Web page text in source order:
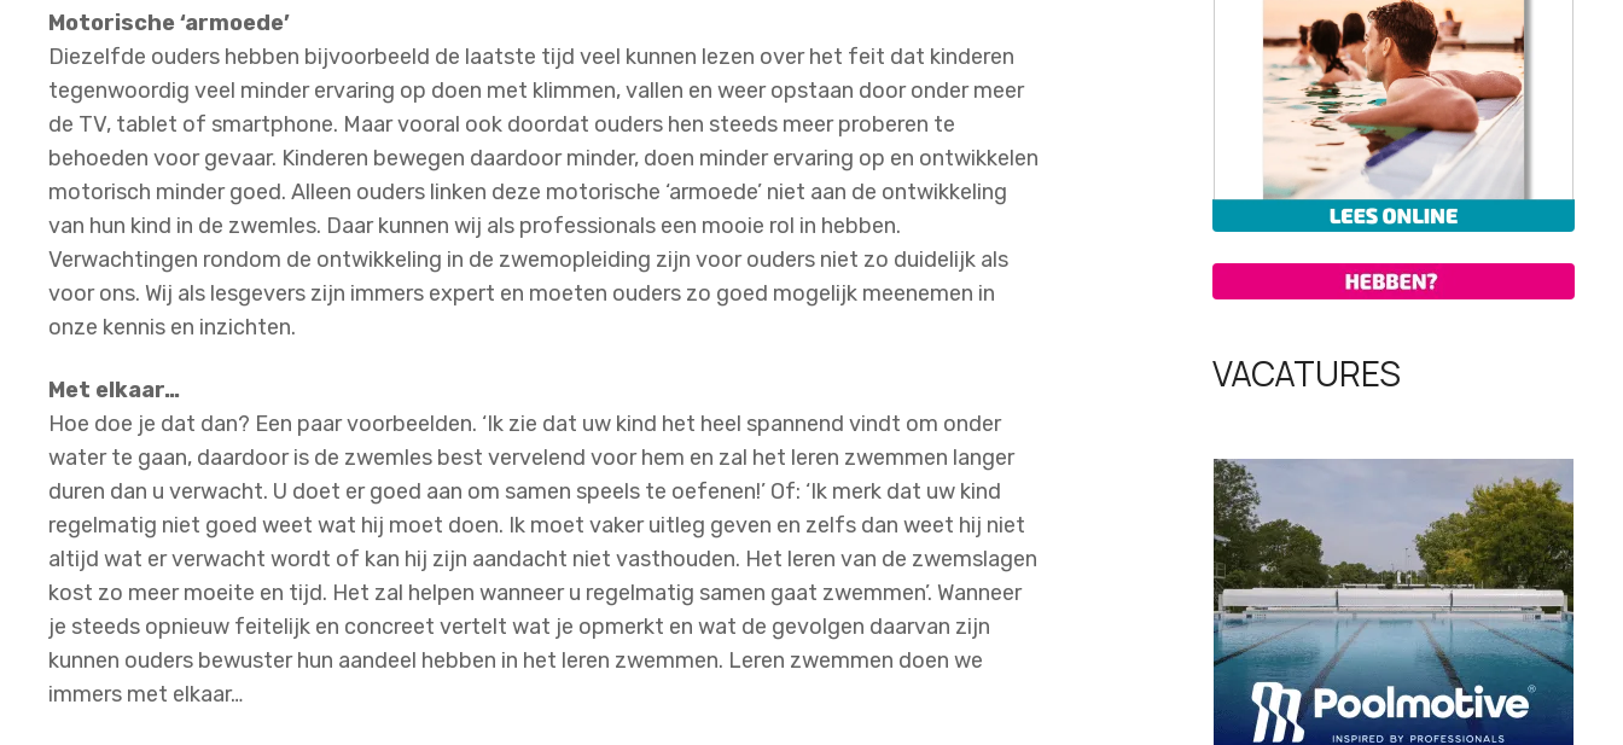
Motorische ‘armoede’
Diezelfde ouders hebben bijvoorbeeld de laatste tijd veel kunnen lezen over het feit dat kinderen
tegenwoordig veel minder ervaring op doen met klimmen, vallen en weer opstaan door onder meer
de TV, tablet of smartphone. Maar vooral ook doordat ouders hen steeds meer proberen te
behoeden voor gevaar. Kinderen bewegen daardoor minder, doen minder ervaring op en ontwikkelen
motorisch minder goed. Alleen ouders linken deze motorische ‘armoede’ niet aan de ontwikkeling
van hun kind in de zwemles. Daar kunnen wij als professionals een mooie rol in hebben.
Verwachtingen rondom de ontwikkeling in de zwemopleiding zijn voor ouders niet zo duidelijk als
voor ons. Wij als lesgevers zijn immers expert en moeten ouders zo goed mogelijk meenemen in
onze kennis en inzichten.
Met elkaar…
Hoe doe je dat dan? Een paar voorbeelden. ‘Ik zie dat uw kind het heel spannend vindt om onder
water te gaan, daardoor is de zwemles best vervelend voor hem en zal het leren zwemmen langer
duren dan u verwacht. U doet er goed aan om samen speels te oefenen!’ Of: ‘Ik merk dat uw kind
regelmatig niet goed weet wat hij moet doen. Ik moet vaker uitleg geven en zelfs dan weet hij niet
altijd wat er verwacht wordt of kan hij zijn aandacht niet vasthouden. Het leren van de zwemslagen
kost zo meer moeite en tijd. Het zal helpen wanneer u regelmatig samen gaat zwemmen’. Wanneer
je steeds opnieuw feitelijk en concreet vertelt wat je opmerkt en wat de gevolgen daarvan zijn
kunnen ouders bewuster hun aandeel hebben in het leren zwemmen. Leren zwemmen doen we
immers met elkaar…
VACATURES